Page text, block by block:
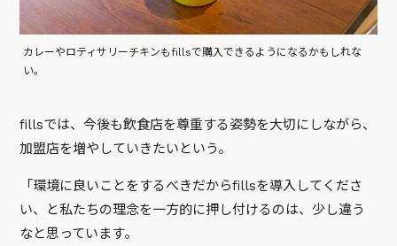
カレーやロティサリーチキンもfillsで購入できるようになるかもしれな
い。
fillsでは、今後も飲食店を尊重する姿勢を大切にしながら、
加盟店を増やしていきたいという。
「環境に良いことをするべきだからfillsを導入してくださ
い、と私たちの理念を一方的に押し付けるのは、少し違う
なと思っています。